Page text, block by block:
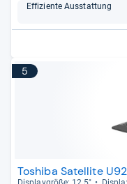
Effi­zi­ente Aus­stat­tung
5
Toshiba Satellite